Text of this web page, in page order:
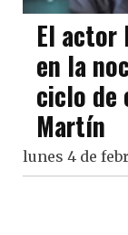
El actor
en la
ciclo de
Martín
lunes 4 de